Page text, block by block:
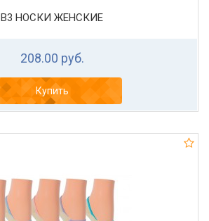
В3 НОСКИ ЖЕНСКИЕ
208.00 руб.
Купить